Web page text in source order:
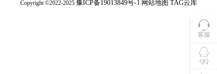
客服
QQ
Copyright ©2022-2025 豫ICP备19013849号-1 网站地图 TAG云库